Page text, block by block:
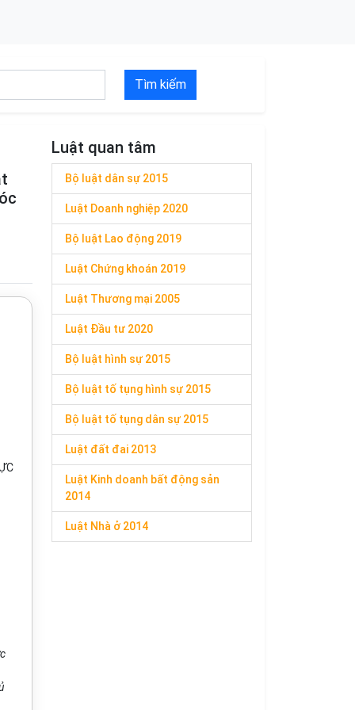
Tìm kiếm
Luật quan tâm
Bộ luật dân sự 2015
Luật Doanh nghiệp 2020
Bộ luật Lao động 2019
Luật Chứng khoán 2019
Luật Thương mại 2005
Luật Đầu tư 2020
Bộ luật hình sự 2015
Bộ luật tố tụng hình sự 2015
Bộ luật tố tụng dân sự 2015
Luật đất đai 2013
Luật Kinh doanh bất động sản
2014
Luật Nhà ở 2014